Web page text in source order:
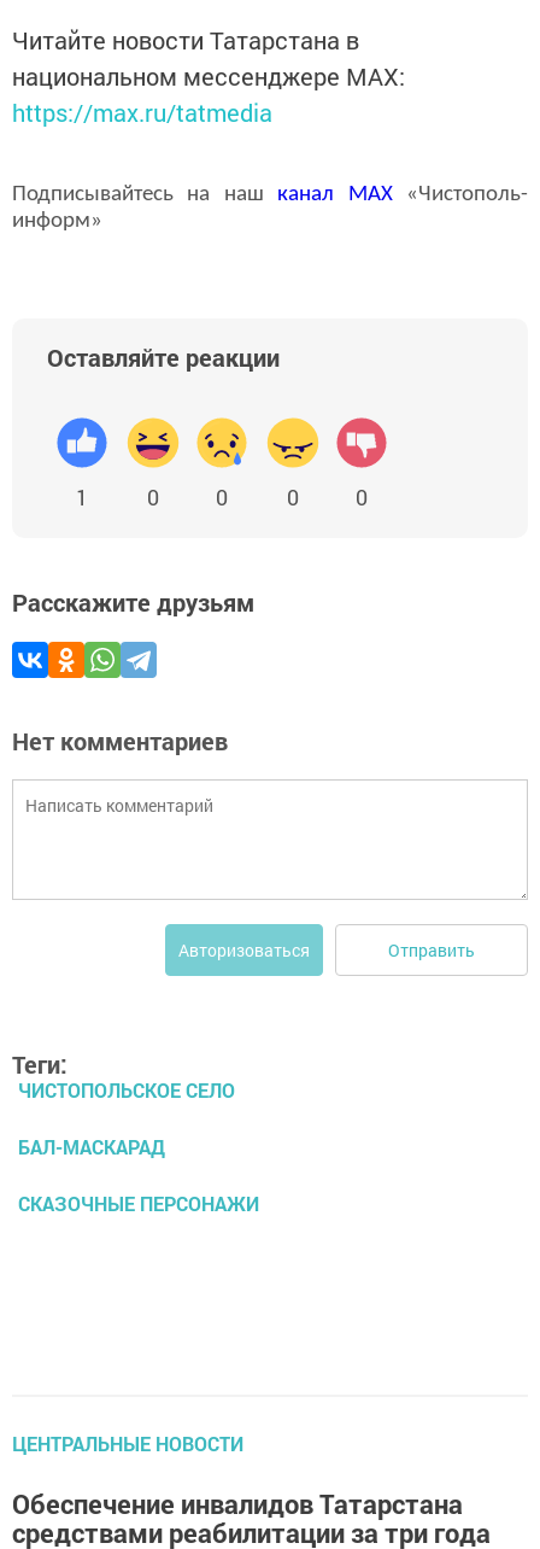
Читайте новости Татарстана в
национальном мессенджере MАХ:
https://max.ru/tatmedia
Подписывайтесь на наш канал MAX«Чистополь-
информ»
Оставляйте реакции
1 0 0 0 0
Расскажите друзьям
Нет комментариев
Авторизоваться Отправить
Теги:
ЧИСТОПОЛЬСКОЕ СЕЛО
БАЛ-МАСКАРАД
СКАЗОЧНЫЕ ПЕРСОНАЖИ
ЦЕНТРАЛЬНЫЕ НОВОСТИ
Обеспечение инвалидов Татарстана
средствами реабилитации за три года